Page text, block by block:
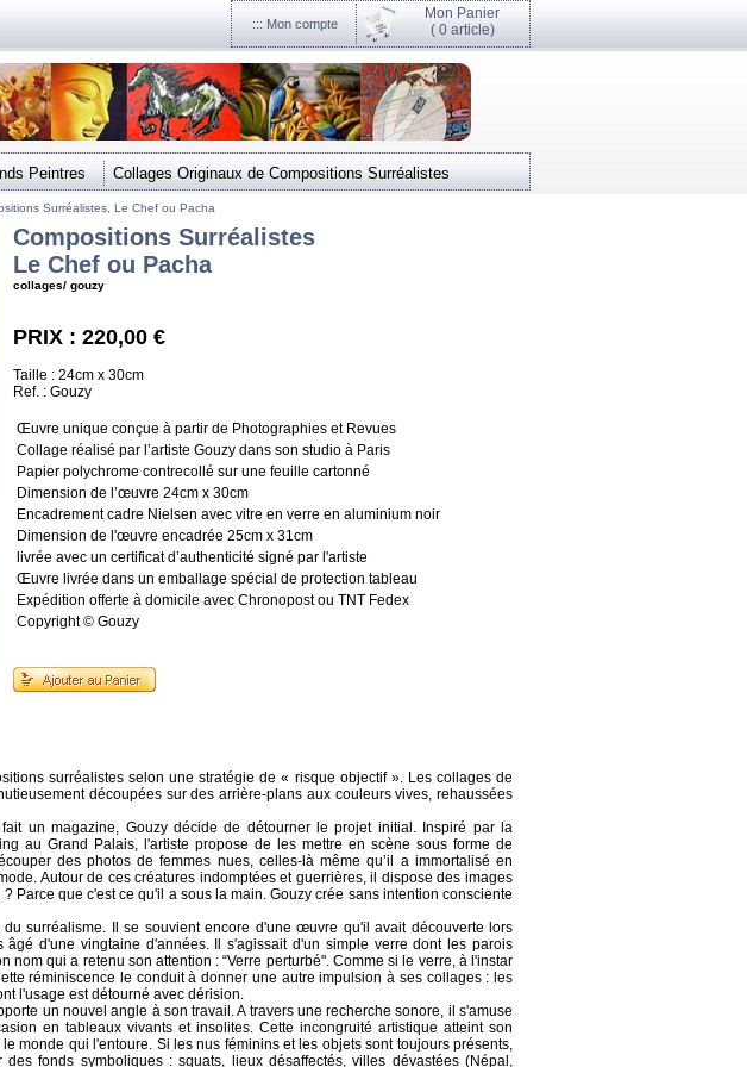
::: Mon compte
Mon Panier
( 0 article)
Peintres Collages Originaux de Compositions Surréalistes
Surréalistes, Le Chef ou Pacha
Compositions Surréalistes
Le Chef ou Pacha
collages/ gouzy
PRIX : 220,00 €
Taille : 24cm x 30cm
Ref. : Gouzy
Œuvre unique conçue à partir de Photographies et Revues
Collage réalisé par l’artiste Gouzy dans son studio à Paris
Papier polychrome contrecollé sur une feuille cartonné
Dimension de l’œuvre 24cm x 30cm
Encadrement cadre Nielsen avec vitre en verre en aluminium noir
Dimension de l'œuvre encadrée 25cm x 31cm
livrée avec un certificat d’authenticité signé par l'artiste
Œuvre livrée dans un emballage spécial de protection tableau
Expédition offerte à domicile avec Chronopost ou TNT Fedex
Copyright © Gouzy
surréalistes selon une stratégie de « risque objectif ». Les collages de
découpées sur des arrière-plans aux couleurs vives, rehaussées
un magazine, Gouzy décide de détourner le projet initial. Inspiré par la
au Grand Palais, l'artiste propose de les mettre en scène sous forme de
des photos de femmes nues, celles-là même qu’il a immortalisé en
Autour de ces créatures indomptées et guerrières, il dispose des images
Parce que c'est ce qu'il a sous la main. Gouzy crée sans intention consciente
surréalisme. Il se souvient encore d'une œuvre qu'il avait découverte lors
d'une vingtaine d'années. Il s'agissait d'un simple verre dont les parois
nom qui a retenu son attention : “Verre perturbé". Comme si le verre, à l'instar
réminiscence le conduit à donner une autre impulsion à ses collages : les
l'usage est détourné avec dérision.
un nouvel angle à son travail. A travers une recherche sonore, il s'amuse
en tableaux vivants et insolites. Cette incongruité artistique atteint son
monde qui l'entoure. Si les nus féminins et les objets sont toujours présents,
fonds symboliques : squats, lieux désaffectés, villes dévastées (Népal,